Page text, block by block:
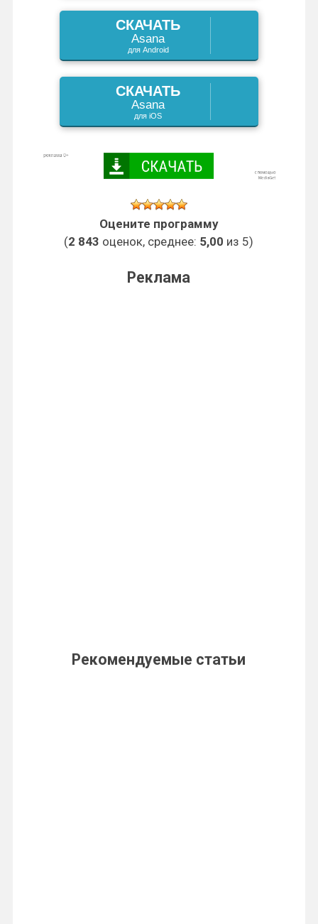
СКАЧАТЬ
Asana
для Android
СКАЧАТЬ
Asana
для iOS
Оцените программу
(2 843 оценок, среднее: 5,00 из 5)
Реклама
Рекомендуемые статьи